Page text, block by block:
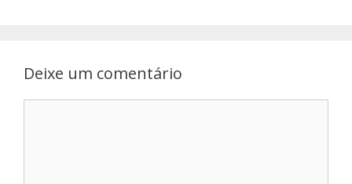
Deixe um comentário